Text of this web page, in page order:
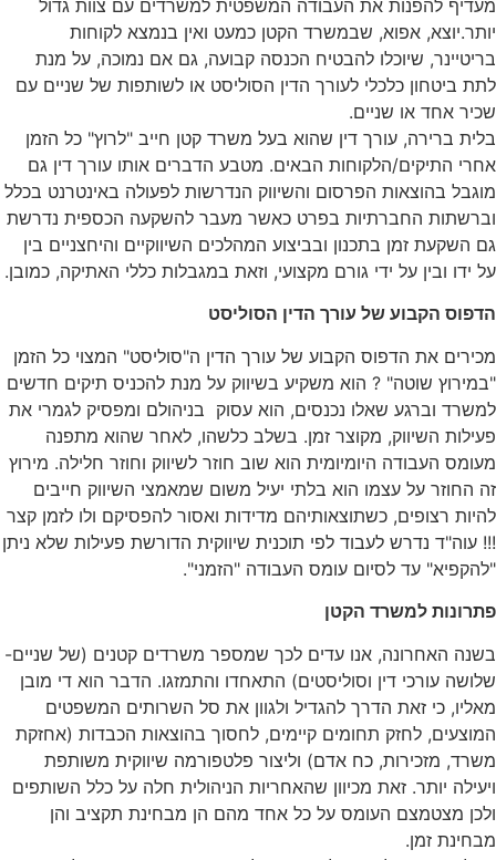
מעדיף להפנות את העבודה המשפטית למשרדים עם צוות גדול
יותר.יוצא, אפוא, שבמשרד הקטן כמעט ואין בנמצא לקוחות
בריטיינר, שיוכלו להבטיח הכנסה קבועה, גם אם נמוכה, על מנת
לתת ביטחון כלכלי לעורך הדין הסוליסט או לשותפות של שניים עם
שכיר אחד או שניים.
בלית ברירה, עורך דין שהוא בעל משרד קטן חייב "לרוץ" כל הזמן
אחרי התיקים/הלקוחות הבאים. מטבע הדברים אותו עורך דין גם
מוגבל בהוצאות הפרסום והשיווק הנדרשות לפעולה באינטרנט בכלל
וברשתות החברתיות בפרט כאשר מעבר להשקעה הכספית נדרשת
גם השקעת זמן בתכנון ובביצוע המהלכים השיווקיים והיחצניים בין
על ידו ובין על ידי גורם מקצועי, וזאת במגבלות כללי האתיקה, כמובן.
הדפוס הקבוע של עורך הדין הסוליסט
מכירים את הדפוס הקבוע של עורך הדין ה"סוליסט" המצוי כל הזמן
"במירוץ שוטה" ? הוא משקיע בשיווק על מנת להכניס תיקים חדשים
למשרד וברגע שאלו נכנסים, הוא עסוק בניהולם ומפסיק לגמרי את
פעילות השיווק, מקוצר זמן. בשלב כלשהו, לאחר שהוא מתפנה
מעומס העבודה היומיומית הוא שוב חוזר לשיווק וחוזר חלילה. מירוץ
זה החוזר על עצמו הוא בלתי יעיל משום שמאמצי השיווק חייבים
להיות רצופים, כשתוצאותיהם מדידות ואסור להפסיקם ולו לזמן קצר
!!! עוה"ד נדרש לעבוד לפי תוכנית שיווקית הדורשת פעילות שלא ניתן
"להקפיא" עד לסיום עומס העבודה "הזמני".
פתרונות למשרד הקטן
בשנה האחרונה, אנו עדים לכך שמספר משרדים קטנים (של שניים-
שלושה עורכי דין וסוליסטים) התאחדו והתמזגו. הדבר הוא די מובן
מאליו, כי זאת הדרך להגדיל ולגוון את סל השרותים המשפטים
המוצעים, לחזק תחומים קיימים, לחסוך בהוצאות הכבדות (אחזקת
משרד, מזכירות, כח אדם) וליצור פלטפורמה שיווקית משותפת
ויעילה יותר. זאת מכיוון שהאחריות הניהולית חלה על כלל השותפים
ולכן מצטמצם העומס על כל אחד מהם הן מבחינת תקציב והן
מבחינת זמן.